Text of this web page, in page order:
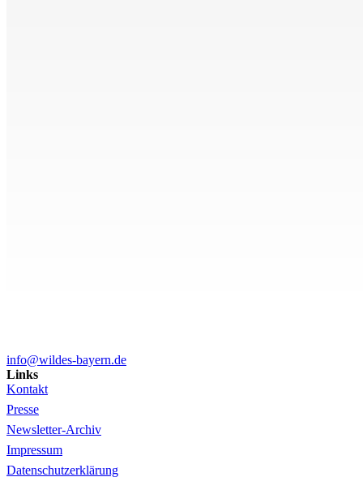
info@wildes-bayern.de
Links
Kontakt
Presse
Newsletter-Archiv
Impressum
Datenschutzerklärung